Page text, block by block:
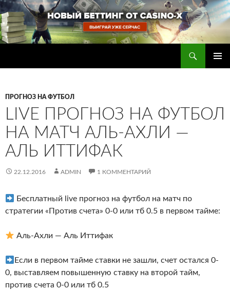
Перейти
к
содержимому
ПРОГНОЗ НА ФУТБОЛ
LIVE ПРОГНОЗ НА ФУТБОЛ
НА МАТЧ АЛЬ-АХЛИ —
АЛЬ ИТТИФАК
22.12.2016 ADMIN 1 КОММЕНТАРИЙ
Бесплатный live прогноз на футбол на матч по
стратегии «Против счета» 0-0 или тб 0.5 в первом тайме:
Аль-Ахли — Аль Иттифак
Если в первом тайме ставки не зашли, счет остался 0-
0, выставляем повышенную ставку на второй тайм,
против счета 0-0 или тб 0.5